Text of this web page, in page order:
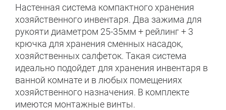
Настенная система компактного хранения
хозяйственного инвентаря. Два зажима для
рукояти диаметром 25-35мм + рейлинг + 3
крючка для хранения сменных насадок,
хозяйственных салфеток. Такая система
идеально подойдет для хранения инвентаря в
ванной комнате и в любых помещениях
хозяйственного назначения. В комплекте
имеются монтажные винты.